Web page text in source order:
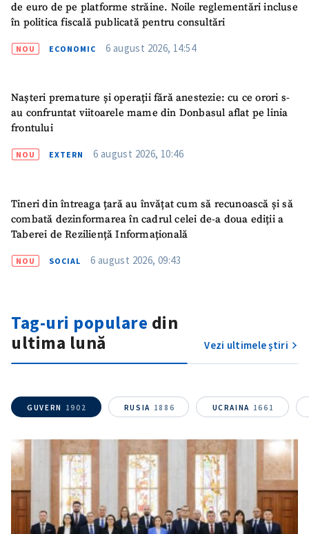
de euro de pe platforme străine. Noile reglementări incluse
în politica fiscală publicată pentru consultări
NOU ECONOMIC 6 august 2026, 14:54
Nașteri premature și operații fără anestezie: cu ce orori s-
au confruntat viitoarele mame din Donbasul aflat pe linia
frontului
NOU EXTERN 6 august 2026, 10:46
Tineri din întreaga țară au învățat cum să recunoască și să
combată dezinformarea în cadrul celei de-a doua ediții a
Taberei de Reziliență Informațională
NOU SOCIAL 6 august 2026, 09:43
Tag-uri populare din
ultima lună
Vezi ultimele știri
GUVERN 1902 RUSIA 1886 UCRAINA 1661
Fotografie
+ Încarcă imagine
+ Link media
Nume+ Numele meu
Email + Emailul meu
Am citit și sunt de
acord cu
confidențialitate.